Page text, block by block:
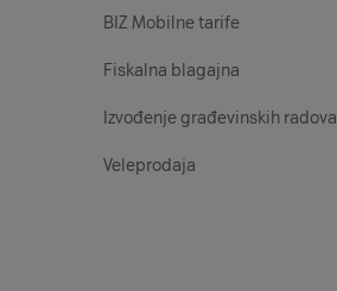
BIZ Mobilne tarife
Fiskalna blagajna
Izvođenje građevinskih radova
Veleprodaja